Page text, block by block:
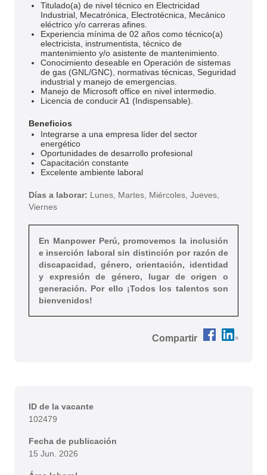
ID de la vacante
102479
Fecha de publicación
15 Jun. 2026
Titulado(a) de nivel técnico en Electricidad
Industrial, Mecatrónica, Electrotécnica, Mecánico
eléctrico y/o carreras afines.
Experiencia mínima de 02 años como técnico(a)
electricista, instrumentista, técnico de
mantenimiento y/o asistente de mantenimiento.
Conocimiento deseable en Operación de sistemas
de gas (GNL/GNC), normativas técnicas, Seguridad
industrial y manejo de emergencias.
Manejo de Microsoft office en nivel intermedio.
Licencia de conducir A1 (Indispensable).
Beneficios
Integrarse a una empresa líder del sector
energético
Oportunidades de desarrollo profesional
Capacitación constante
Excelente ambiente laboral
Días a laborar: Lunes, Martes, Miércoles, Jueves,
Viernes
En Manpower Perú, promovemos la inclusión
e inserción laboral sin distinción por razón de
discapacidad, género, orientación, identidad
y expresión de género, lugar de origen o
generación. Por ello ¡Todos los talentos son
bienvenidos!
Compartir